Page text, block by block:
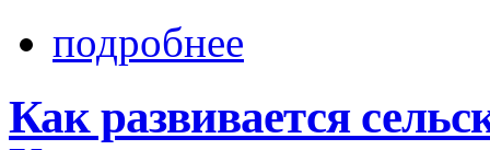
подробнее
Как развивается